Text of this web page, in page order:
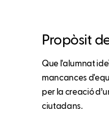
Propòsit
Que l'alumnat
mancances
per la creació
ciutadans.